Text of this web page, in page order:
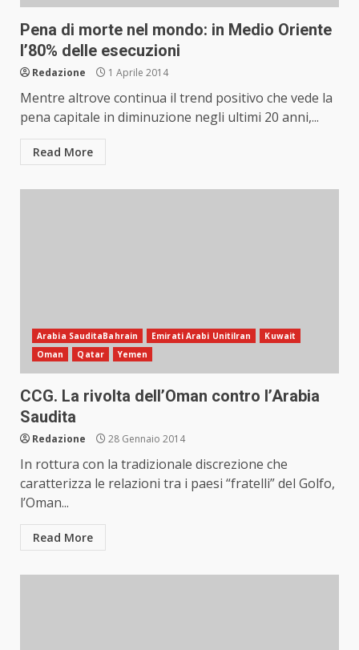
Pena di morte nel mondo: in Medio Oriente
l’80% delle esecuzioni
Redazione 1 Aprile 2014
Mentre altrove continua il trend positivo che vede la
pena capitale in diminuzione negli ultimi 20 anni,...
Read More
Arabia SauditaBahrain Emirati Arabi UnitiIran
Kuwait
Oman
Qatar Yemen
CCG. La rivolta dell’Oman contro l’Arabia
Saudita
Redazione 28 Gennaio 2014
In rottura con la tradizionale discrezione che
caratterizza le relazioni tra i paesi “fratelli” del Golfo,
l’Oman...
Read More